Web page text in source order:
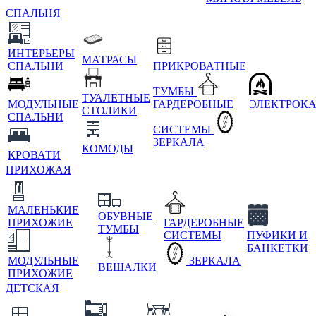
СПАЛЬНЯ
ИНТЕРЬЕРЫ
СПАЛЬНИ
МОДУЛЬНЫЕ
СПАЛЬНИ
КРОВАТИ
МАТРАСЫ
ТУАЛЕТНЫЕ
СТОЛИКИ
КОМОДЫ
ПРИКРОВАТНЫЕ
ТУМБЫ
ГАРДЕРОБНЫЕ
СИСТЕМЫ
ЗЕРКАЛА
ПРИХОЖАЯ
МАЛЕНЬКИЕ
ПРИХОЖИЕ
МОДУЛЬНЫЕ
ПРИХОЖИЕ
ОБУВНЫЕ
ТУМБЫ
ВЕШАЛКИ
ГАРДЕРОБНЫЕ
СИСТЕМЫ
ЗЕРКАЛА
ПУФИКИ И
БАНКЕТКИ
ДЕТСКАЯ